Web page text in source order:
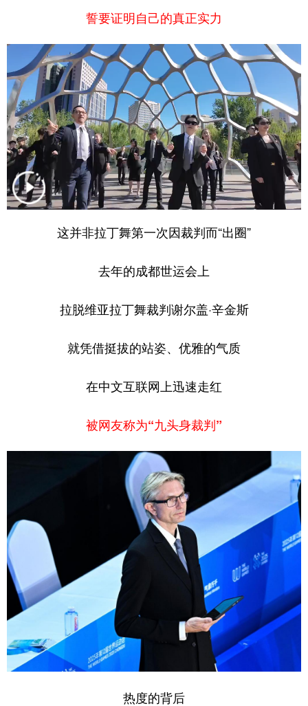
誓要证明自己的真正实力
这并非拉丁舞第一次因裁判而“出圈”
去年的成都世运会上
拉脱维亚拉丁舞裁判谢尔盖·辛金斯
就凭借挺拔的站姿、优雅的气质
在中文互联网上迅速走红
被网友称为“九头身裁判”
热度的背后